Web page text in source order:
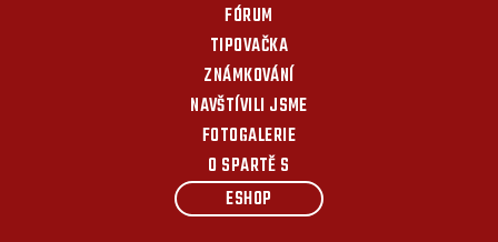
FÓRUM
TIPOVAČKA
ZNÁMKOVÁNÍ
NAVŠTÍVILI JSME
FOTOGALERIE
O SPARTĚ S
ESHOP